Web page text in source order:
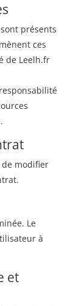
présents
ces
de Leelh.fr
de modifier
Le
à
et